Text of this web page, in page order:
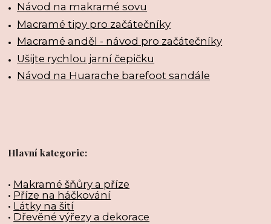
Návod na makramé sovu
Macramé tipy pro začátečníky
Macramé anděl - návod pro začátečníky
Ušijte rychlou jarní čepičku
Návod na Huarache barefoot sandále
Hlavní kategorie:
• Makramé šňůry a příze
• Příze na háčkování
• Látky na šití
• Dřevěné výřezy a dekorace